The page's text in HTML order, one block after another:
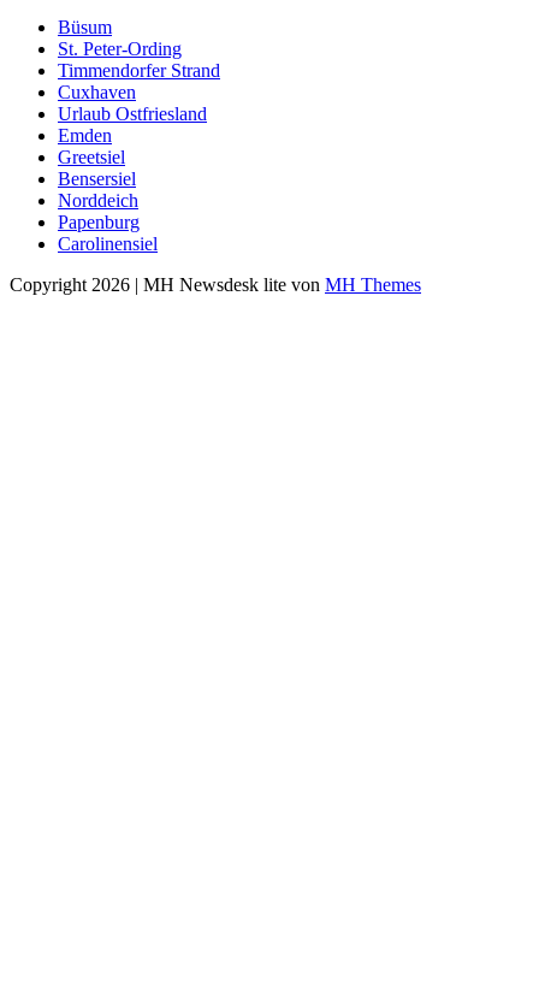
Büsum
St. Peter-Ording
Timmendorfer Strand
Cuxhaven
Urlaub Ostfriesland
Emden
Greetsiel
Bensersiel
Norddeich
Papenburg
Carolinensiel
Copyright 2026 | MH Newsdesk lite von MH Themes